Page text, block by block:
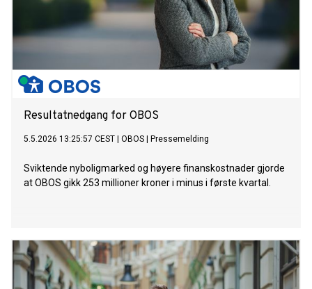
Resultatnedgang for OBOS
5.5.2026 13:25:57 CEST OBOS Pressemelding
Sviktende nyboligmarked og høyere finanskostnader gjorde
at OBOS gikk 253 millioner kroner i minus i første kvartal.